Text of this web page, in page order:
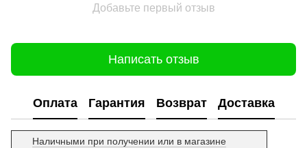
Добавьте первый отзыв
Написать отзыв
Оплата Гарантия Возврат Доставка
Наличными при получении или в магазине